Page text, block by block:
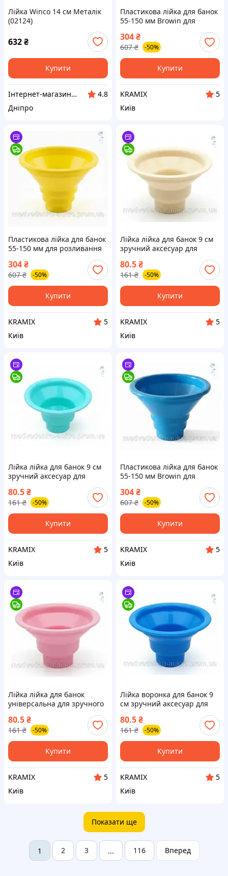
Лійка Winco 14 см Металік
(02124)
632₴
Купити
Інтернет-магазин "Winner"
4.8
Дніпро
Пластикова лійка для банок
55-150 мм Browin для
зручного наливання рідин
без проток
304₴
607 ₴ -50%
Купити
KRAMIX
5
Київ
Пластикова лійка для банок
55-150 мм для розливання
рідин і зручного наливання
304₴
607 ₴ -50%
Купити
KRAMIX
5
Київ
Лійка лійка для банок 9 см
зручний аксесуар для
контейнери
80.5₴
161 ₴ -50%
Купити
KRAMIX
5
Київ
Лійка лійка для банок 9 см
зручний аксесуар для
проток
80.5₴
161 ₴ -50%
Купити
KRAMIX
5
Київ
Пластикова лійка для банок
55-150 мм Browin для
зручного наливання рідин
без проток
304₴
607 ₴ -50%
Купити
KRAMIX
5
Київ
Лійка лійка для банок
універсальна для зручного
80.5₴
161 ₴ -50%
Купити
KRAMIX
5
Київ
Лійка воронка для банок 9
см зручний аксесуар для
контейнери
80.5₴
161 ₴ -50%
Купити
KRAMIX
5
Київ
Показати ще
1 2 3 ... 116 Вперед